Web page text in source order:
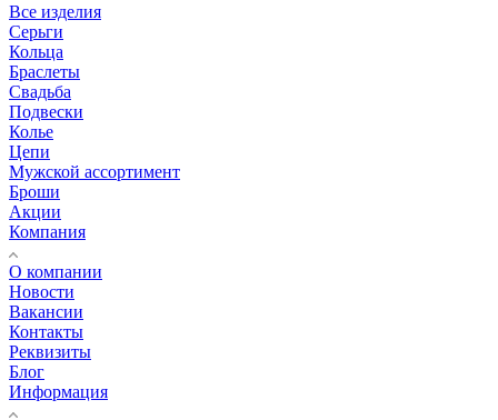
Все изделия
Серьги
Кольца
Браслеты
Свадьба
Подвески
Колье
Цепи
Мужской ассортимент
Броши
Акции
Компания
О компании
Новости
Вакансии
Контакты
Реквизиты
Блог
Информация